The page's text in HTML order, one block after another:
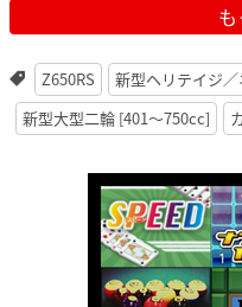
Z650RS
新型ヘリテイジ
新型大型二輪 [401〜750cc]